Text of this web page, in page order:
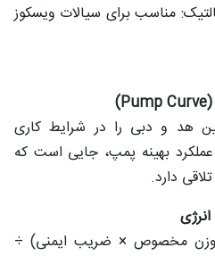
مناسب برای سیالات ویسکوز
هد و دبی را در شرایط کاری
بهینه پمپ، جایی است که
دارد.
مخصوص × ضریب ایمنی) ÷